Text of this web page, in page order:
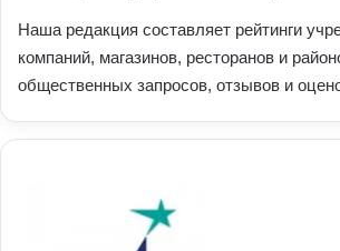
Наша редакция составляет рейтинги
компаний, магазинов, ресторанов и
общественных запросов, отзывов и